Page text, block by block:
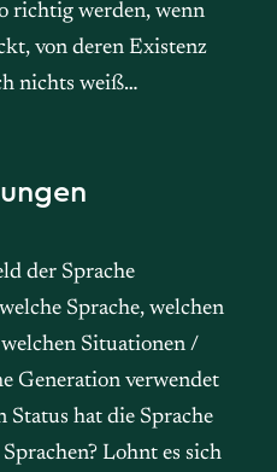
richtig werden, wenn
von deren Existenz
nichts weiß…
der Sprache
Sprache, welchen
Situationen /
Generation verwendet
Status hat die Sprache
Lohnt es sich